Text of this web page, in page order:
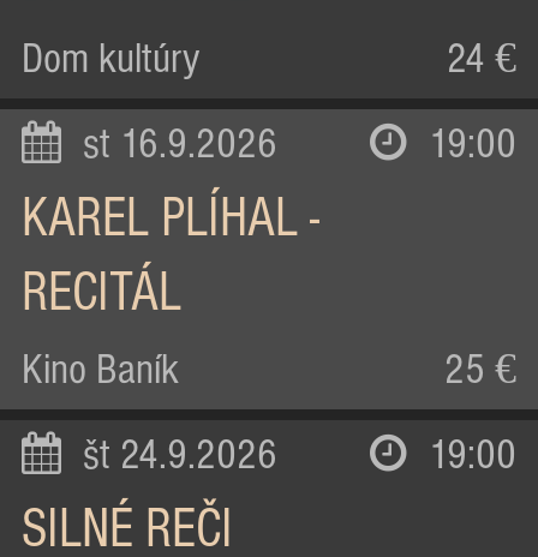
Dom kultúry 24 €
st 16.9.2026 19:00
KAREL PLÍHAL -
RECITÁL
Kino Baník 25 €
št 24.9.2026 19:00
SILNÉ REČI